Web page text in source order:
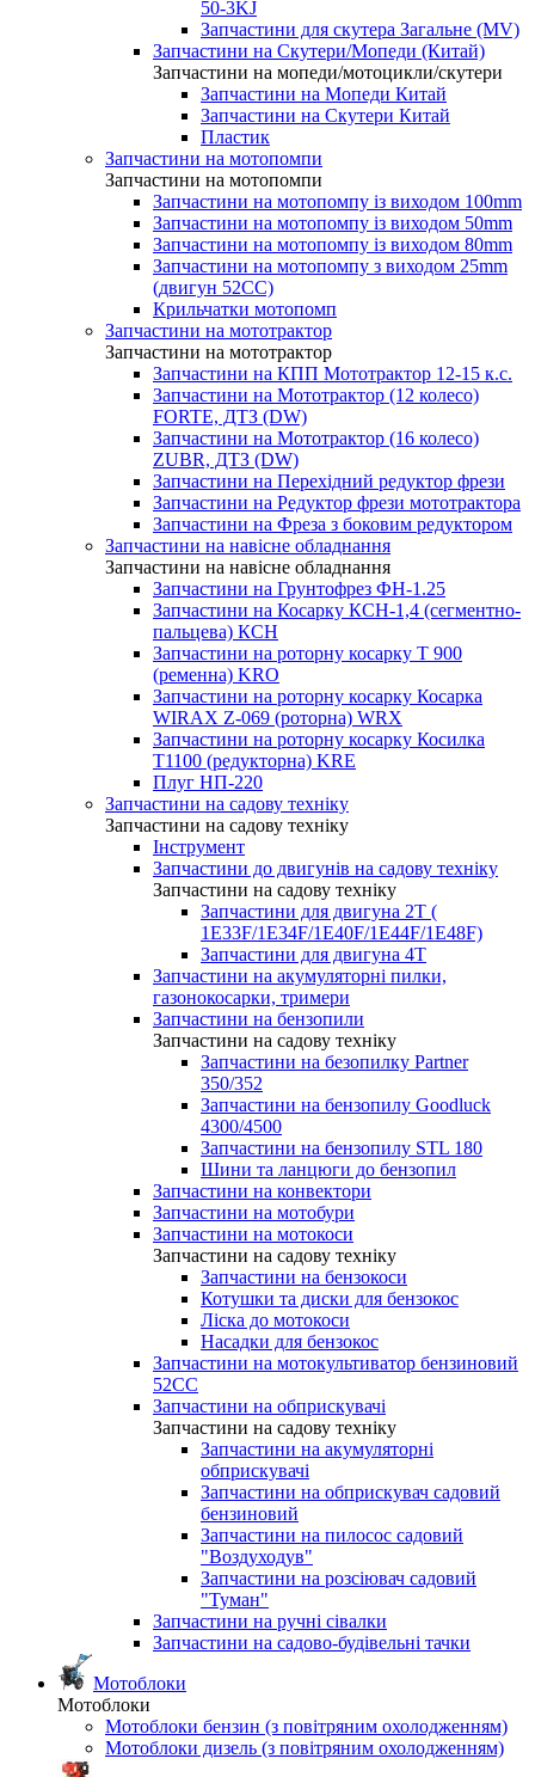
50-3KJ
Запчастини для скутера Загальне (MV)
Запчастини на Скутери/Мопеди (Китай)
Запчастини на мопеди/мотоцикли/скутери
Запчастини на Мопеди Китай
Запчастини на Скутери Китай
Пластик
Запчастини на мотопомпи
Запчастини на мотопомпи
Запчастини на мотопомпу із виходом 100mm
Запчастини на мотопомпу із виходом 50mm
Запчастини на мотопомпу із виходом 80mm
Запчастини на мотопомпу з виходом 25mm
(двигун 52CC)
Крильчатки мотопомп
Запчастини на мототрактор
Запчастини на мототрактор
Запчастини на КПП Мототрактор 12-15 к.с.
Запчастини на Мототрактор (12 колесо)
FORTE, ДТЗ (DW)
Запчастини на Мототрактор (16 колесо)
ZUBR, ДТЗ (DW)
Запчастини на Перехідний редуктор фрези
Запчастини на Редуктор фрези мототрактора
Запчастини на Фреза з боковим редуктором
Запчастини на навісне обладнання
Запчастини на навісне обладнання
Запчастини на Грунтофрез ФН-1.25
Запчастини на Косарку КСН-1,4 (сегментно-
пальцева) КСН
Запчастини на роторну косарку T 900
(ременна) KRO
Запчастини на роторну косарку Косарка
WIRAX Z-069 (роторна) WRX
Запчастини на роторну косарку Косилка
T1100 (редукторна) KRE
Плуг НП-220
Запчастини на садову техніку
Запчастини на садову техніку
Інструмент
Запчастини до двигунів на садову техніку
Запчастини на садову техніку
Запчастини для двигуна 2Т (
1Е33F/1E34F/1Е40F/1E44F/1Е48F)
Запчастини для двигуна 4Т
Запчастини на акумуляторні пилки,
газонокосарки, тримери
Запчастини на бензопили
Запчастини на садову техніку
Запчастини на безопилку Partner
350/352
Запчастини на бензопилу Goodluck
4300/4500
Запчастини на бензопилу STL 180
Шини та ланцюги до бензопил
Запчастини на конвектори
Запчастини на мотобури
Запчастини на мотокоси
Запчастини на садову техніку
Запчастини на бензокоси
Котушки та диски для бензокос
Ліска до мотокоси
Насадки для бензокос
Запчастини на мотокультиватор бензиновий
52СС
Запчастини на обприскувачі
Запчастини на садову техніку
Запчастини на акумуляторні
обприскувачі
Запчастини на обприскувач садовий
бензиновий
Запчастини на пилосос садовий
"Воздуходув"
Запчастини на розсіювач садовий
"Туман"
Запчастини на ручні сівалки
Запчастини на садово-будівельні тачки
Мотоблоки
Мотоблоки
Мотоблоки бензин (з повітряним охолодженням)
Мотоблоки дизель (з повітряним охолодженням)